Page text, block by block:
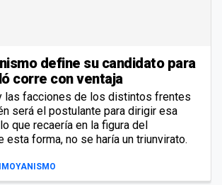
define su candidato para
corre con ventaja
las facciones de los distintos frentes
será el postulante para dirigir esa
que recaería en la figura del
esta forma, no se haría un triunvirato.